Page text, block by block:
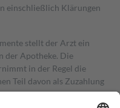
einschließlich Klärungen
stellt der Arzt ein
der Apotheke. Die
in der Regel die
Teil davon als Zuzahlung